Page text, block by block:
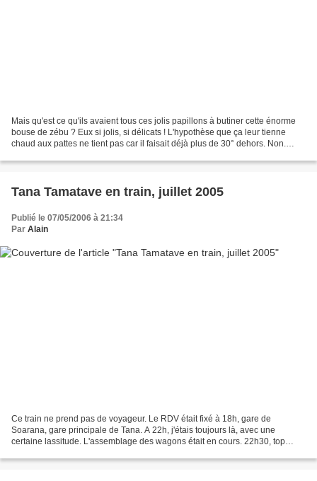
Mais qu'est ce qu'ils avaient tous ces jolis papillons à butiner cette énorme
bouse de zébu ? Eux si jolis, si délicats ! L'hypothèse que ça leur tienne
chaud aux pattes ne tient pas car il faisait déjà plus de 30° dehors. Non.
Tana Tamatave en train, juillet 2005
Publié le 07/05/2006 à 21:34
Par Alain
Ce train ne prend pas de voyageur. Le RDV était fixé à 18h, gare de
Soarana, gare principale de Tana. A 22h, j'étais toujours là, avec une
certaine lassitude. L'assemblage des wagons était en cours. 22h30, top